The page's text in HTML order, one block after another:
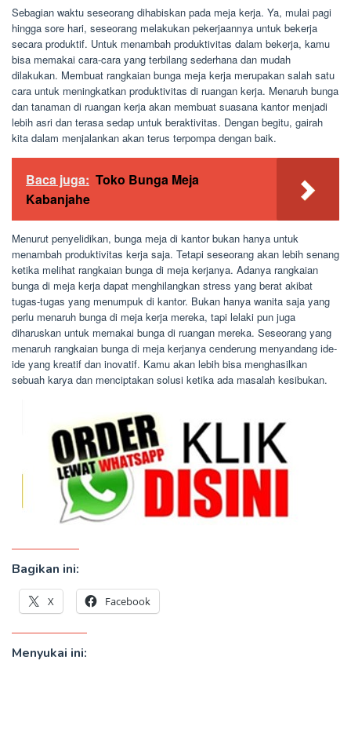
Sebagian waktu seseorang dihabiskan pada meja kerja. Ya, mulai pagi
hingga sore hari, seseorang melakukan pekerjaannya untuk bekerja
secara produktif. Untuk menambah produktivitas dalam bekerja, kamu
bisa memakai cara-cara yang terbilang sederhana dan mudah
dilakukan. Membuat rangkaian bunga meja kerja merupakan salah satu
cara untuk meningkatkan produktivitas di ruangan kerja. Menaruh bunga
dan tanaman di ruangan kerja akan membuat suasana kantor menjadi
lebih asri dan terasa sedap untuk beraktivitas. Dengan begitu, gairah
kita dalam menjalankan akan terus terpompa dengan baik.
Baca juga: Toko Bunga Meja
Kabanjahe
Menurut penyelidikan, bunga meja di kantor bukan hanya untuk
menambah produktivitas kerja saja. Tetapi seseorang akan lebih senang
ketika melihat rangkaian bunga di meja kerjanya. Adanya rangkaian
bunga di meja kerja dapat menghilangkan stress yang berat akibat
tugas-tugas yang menumpuk di kantor. Bukan hanya wanita saja yang
perlu menaruh bunga di meja kerja mereka, tapi lelaki pun juga
diharuskan untuk memakai bunga di ruangan mereka. Seseorang yang
menaruh rangkaian bunga di meja kerjanya cenderung menyandang ide-
ide yang kreatif dan inovatif. Kamu akan lebih bisa menghasilkan
sebuah karya dan menciptakan solusi ketika ada masalah kesibukan.
Bagikan ini:
X Facebook
Menyukai ini: